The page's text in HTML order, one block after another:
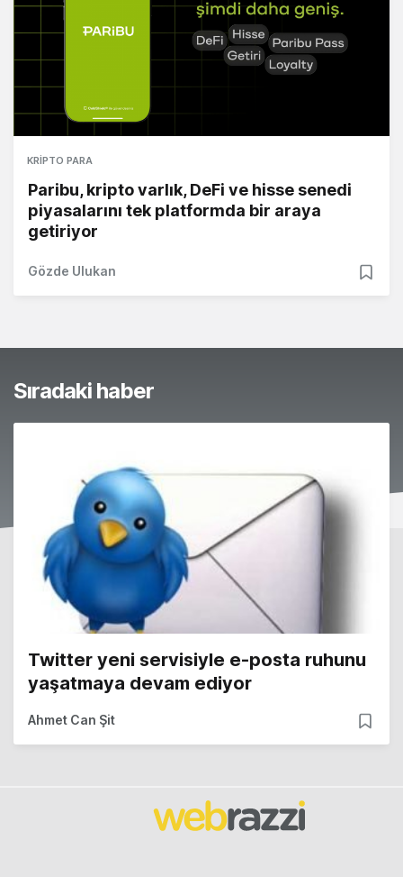
KRIPTO PARA
Paribu, kripto varlık, DeFi ve hisse senedi
piyasalarını tek platformda bir araya
getiriyor
Gözde Ulukan
Sıradaki haber
Twitter yeni servisiyle e-posta ruhunu
yaşatmaya devam ediyor
Ahmet Can Şit